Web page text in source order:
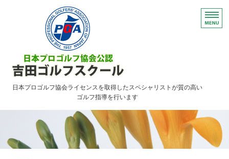
日本プロゴルフ協会ライセンスを取得したスペシャリストが質の高い
ゴルフ指導を行います
レッスンのご案内